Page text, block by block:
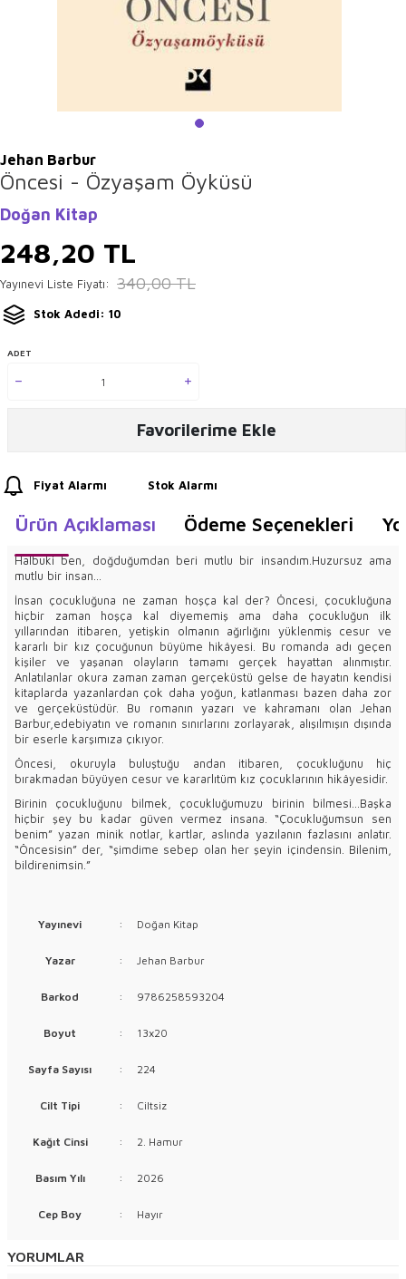
Jehan Barbur
Öncesi - Özyaşam Öyküsü
Doğan Kitap
248,20 TL
Yayınevi Liste Fiyatı: 340,00TL
Stok Adedi: 10
ADET
Favorilerime Ekle
Fiyat Alarmı Stok Alarmı
Ürün Açıklaması Ödeme Seçenekleri
Halbuki ben, doğduğumdan beri mutlu bir insandım.Huzursuz ama
mutlu bir insan...
İnsan çocukluğuna ne zaman hoşça kal der? Öncesi, çocukluğuna
hiçbir zaman hoşça kal diyememiş ama daha çocukluğun ilk
yıllarından itibaren, yetişkin olmanın ağırlığını yüklenmiş cesur ve
kararlı bir kız çocuğunun büyüme hikâyesi. Bu romanda adı geçen
kişiler ve yaşanan olayların tamamı gerçek hayattan alınmıştır.
Anlatılanlar okura zaman zaman gerçeküstü gelse de hayatın kendisi
kitaplarda yazanlardan çok daha yoğun, katlanması bazen daha zor
ve gerçeküstüdür. Bu romanın yazarı ve kahramanı olan Jehan
Barbur,edebiyatın ve romanın sınırlarını zorlayarak, alışılmışın dışında
bir eserle karşımıza çıkıyor.
Öncesi, okuruyla buluştuğu andan itibaren, çocukluğunu hiç
bırakmadan büyüyen cesur ve kararlıtüm kız çocuklarının hikâyesidir.
Birinin çocukluğunu bilmek, çocukluğumuzu birinin bilmesi...Başka
hiçbir şey bu kadar güven vermez insana. “Çocukluğumsun sen
benim” yazan minik notlar, kartlar, aslında yazılanın fazlasını anlatır.
“Öncesisin” der, “şimdime sebep olan her şeyin içindensin. Bilenim,
bildirenimsin.”
Yayınevi : Doğan Kitap
Yazar : Jehan Barbur
Barkod : 9786258593204
Boyut : 13x20
Sayfa Sayısı : 224
Cilt Tipi : Ciltsiz
Kağıt Cinsi : 2. Hamur
Basım Yılı : 2026
Cep Boy : Hayır
YORUMLAR